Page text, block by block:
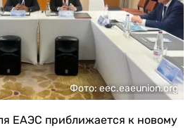
Фото: eec.eaeunion.org
ЕАЭС приближается к новому